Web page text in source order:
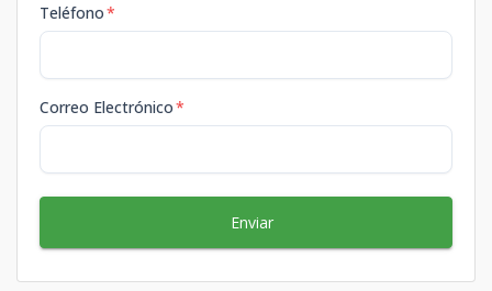
Teléfono*
Correo Electrónico*
Enviar